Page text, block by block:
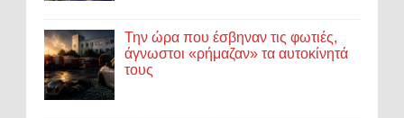
Την ώρα που έσβηναν τις φωτιές,
άγνωστοι «ρήμαζαν» τα αυτοκίνητά
τους